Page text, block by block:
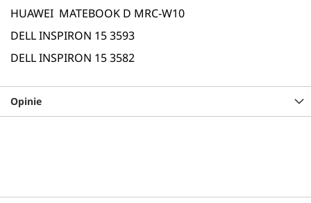
HUAWEI MATEBOOK D MRC-W10
DELL INSPIRON 15 3593
DELL INSPIRON 15 3582
Opinie